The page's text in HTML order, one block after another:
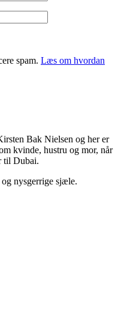
spam. Læs om hvordan
Bak Nielsen og her er
kvinde, hustru og mor, når
til Dubai.
nysgerrige sjæle.